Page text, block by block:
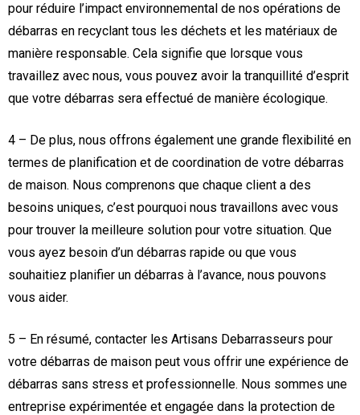
pour réduire l’impact environnemental de nos opérations de
débarras en recyclant tous les déchets et les matériaux de
manière responsable. Cela signifie que lorsque vous
travaillez avec nous, vous pouvez avoir la tranquillité d’esprit
que votre débarras sera effectué de manière écologique.
4 – De plus, nous offrons également une grande flexibilité en
termes de planification et de coordination de votre débarras
de maison. Nous comprenons que chaque client a des
besoins uniques, c’est pourquoi nous travaillons avec vous
pour trouver la meilleure solution pour votre situation. Que
vous ayez besoin d’un débarras rapide ou que vous
souhaitiez planifier un débarras à l’avance, nous pouvons
vous aider.
5 – En résumé, contacter les Artisans Debarrasseurs pour
votre débarras de maison peut vous offrir une expérience de
débarras sans stress et professionnelle. Nous sommes une
entreprise expérimentée et engagée dans la protection de